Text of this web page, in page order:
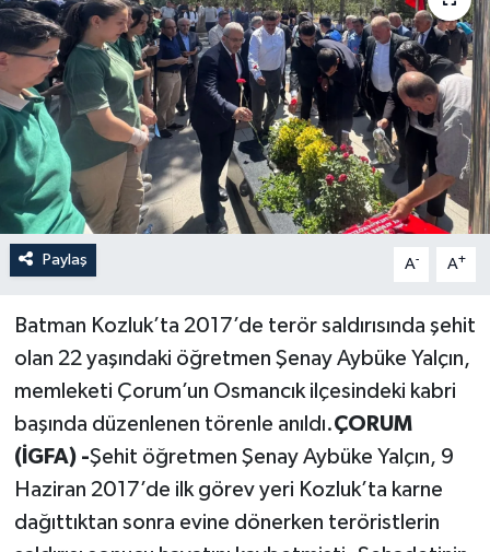
Paylaş A- A+
Batman Kozluk’ta 2017’de terör saldırısında şehit
olan 22 yaşındaki öğretmen Şenay Aybüke Yalçın,
memleketi Çorum’un Osmancık ilçesindeki kabri
başında düzenlenen törenle anıldı.ÇORUM
(İGFA) -Şehit öğretmen Şenay Aybüke Yalçın, 9
Haziran 2017’de ilk görev yeri Kozluk’ta karne
dağıttıktan sonra evine dönerken teröristlerin